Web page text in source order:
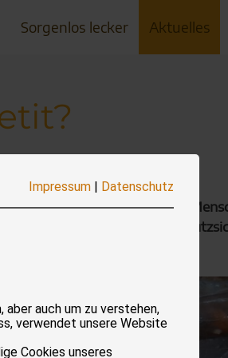
Sorgenlos lecker Aktuelles
im Pastagericht. Viele
sei. Doch aus
Impressum | Datenschutz
auch um zu verstehen,
verwendet unsere Website
Cookies unseres